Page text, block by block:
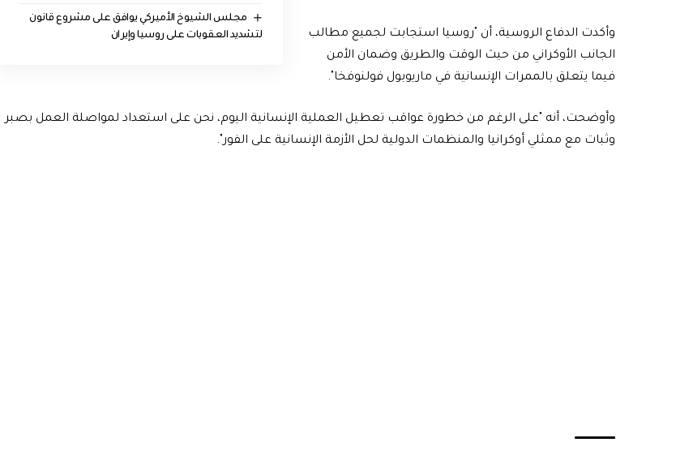
مجلس الشيوخ الأميركي يوافق على مشروع قانون
لتشديد العقوبات على روسيا وإيران
وأكدت الدفاع الروسية، أن "روسيا استجابت لجميع مطالب
الجانب الأوكراني من حيث الوقت والطريق وضمان الأمن
فيما يتعلق بالممرات الإنسانية في ماريوبول فولنوفخا".
وأوضحت، أنه "على الرغم من خطورة عواقب تعطيل العملية الإنسانية اليوم، نحن على استعداد لمواصلة العمل بصبر
وثبات مع ممثلي أوكرانيا والمنظمات الدولية لحل الأزمة الإنسانية على الفور".